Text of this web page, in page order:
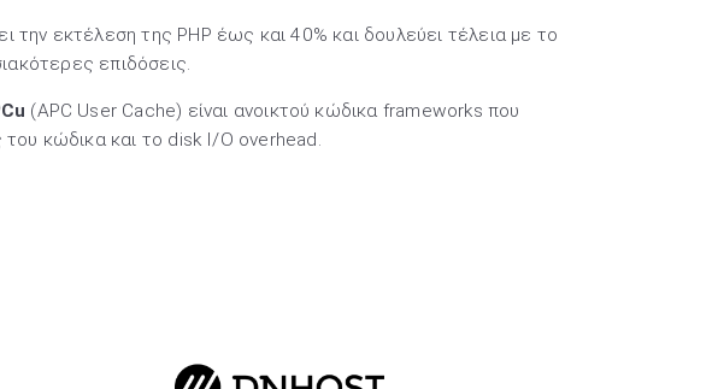
την εκτέλεση της PHP έως και 40% και δουλεύει τέλεια με το
επιδόσεις.
(APC User Cache) είναι ανοικτού κώδικα frameworks που
κώδικα και το disk I/O overhead.